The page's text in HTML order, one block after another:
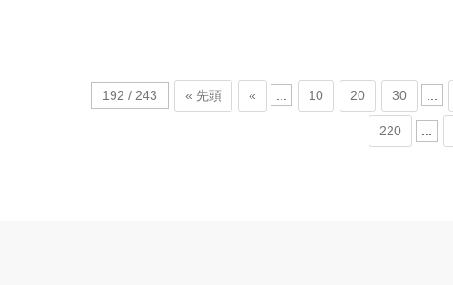
192 / 243 « 先頭 « 10 20 30
220